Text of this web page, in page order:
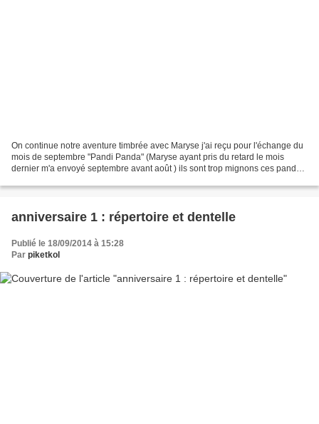
On continue notre aventure timbrée avec Maryse j'ai reçu pour l'échange du
mois de septembre "Pandi Panda" (Maryse ayant pris du retard le mois
dernier m'a envoyé septembre avant août ) ils sont trop mignons ces pandas
anniversaire 1 : répertoire et dentelle
Publié le 18/09/2014 à 15:28
Par piketkol